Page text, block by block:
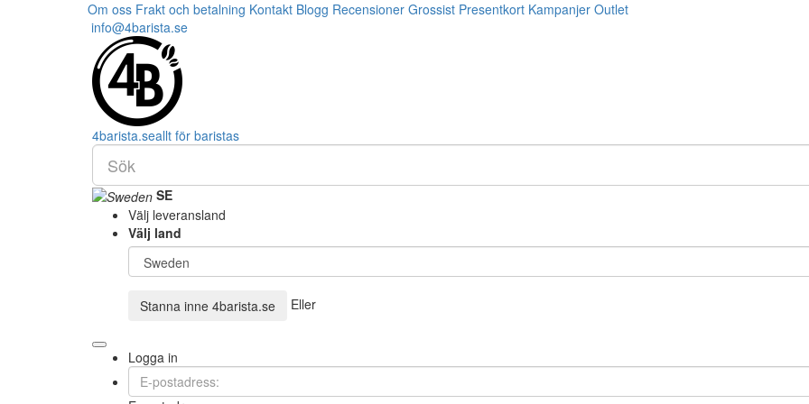
Om oss Frakt och betalning Kontakt Blogg Recensioner Grossist Presentkort Kampanjer Outlet
info@4barista.se
4barista.seallt för baristas
SE
Välj leveransland
Välj land
Stanna inne 4barista.se Eller
Logga in